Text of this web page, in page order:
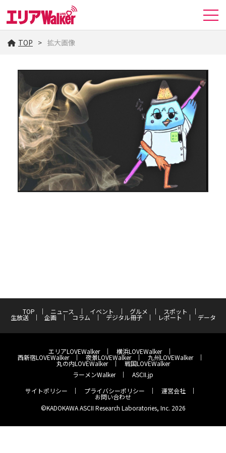
TOP 拡大画像
TOP ニュース イベント グルメ スポット
生放送 企画 コラム デジタル冊子 レポート データ
エリアLOVEWalker 横浜LOVEWalker
西新宿LOVEWalker 夜景LOVEWalker 九州LOVEWalker
丸の内LOVEWalker
戦国LOVEWalker
ラーメンWalker
ASCII.jp
サイトポリシー
プライバシーポリシー 運営会社
お問い合わせ
©KADOKAWA ASCII Research Laboratories, Inc. 2026